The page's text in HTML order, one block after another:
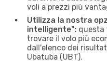
voli a prezzi più
Utilizza la nostra
intelligente": questa
trovare il volo più
dall'elenco dei
Ubatuba (UBT).